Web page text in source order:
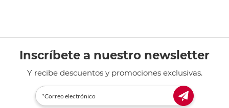
Inscríbete a nuestro newsletter
Y recibe descuentos y promociones exclusivas.